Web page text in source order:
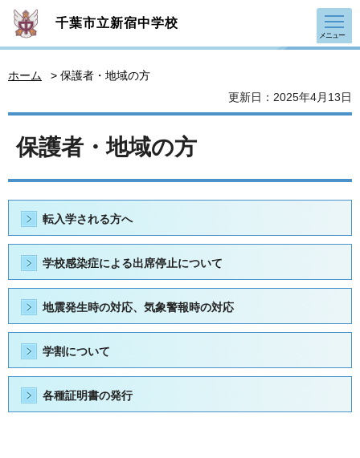
千葉市立新宿中学校
メニュー
ホーム
> 保護者・地域の方
更新日：2025年4月13日
保護者・地域の方
転入学される方へ
学校感染症による出席停止について
地震発生時の対応、気象警報時の対応
学割について
各種証明書の発行